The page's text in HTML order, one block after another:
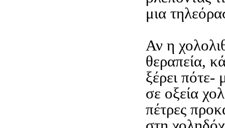
μια
Αν η
θεραπεία,
ξέρει πότε-
σε οξεία
πέτρες